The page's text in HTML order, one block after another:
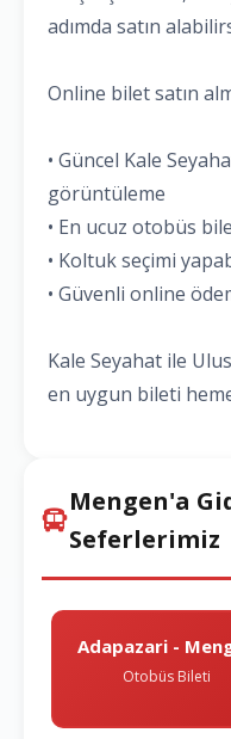
adımda satın
Online bilet satın
• Güncel Kale
görüntüleme
• En ucuz otobüs
• Koltuk seçimi
• Güvenli online
Kale Seyahat ile
en uygun bileti
Mengen'a
Seferlerimiz
Adapazari -
Otobüs Bileti